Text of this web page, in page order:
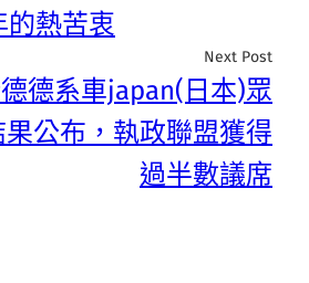
的熱苦衷
Next Post
德德系車japan(日本)眾
公布，執政聯盟獲得
過半數議席